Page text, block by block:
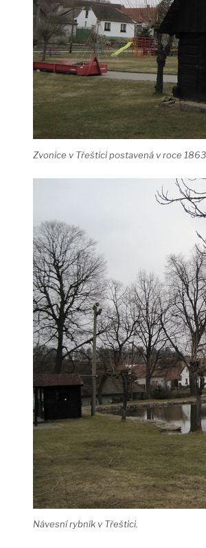
Zvonice v Třeštici postavená v roce
Návesní rybník v Třeštici.